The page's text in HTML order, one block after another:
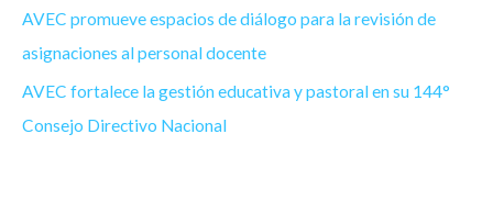
AVEC promueve espacios de diálogo para la revisión de
asignaciones al personal docente
AVEC fortalece la gestión educativa y pastoral en su 144°
Consejo Directivo Nacional